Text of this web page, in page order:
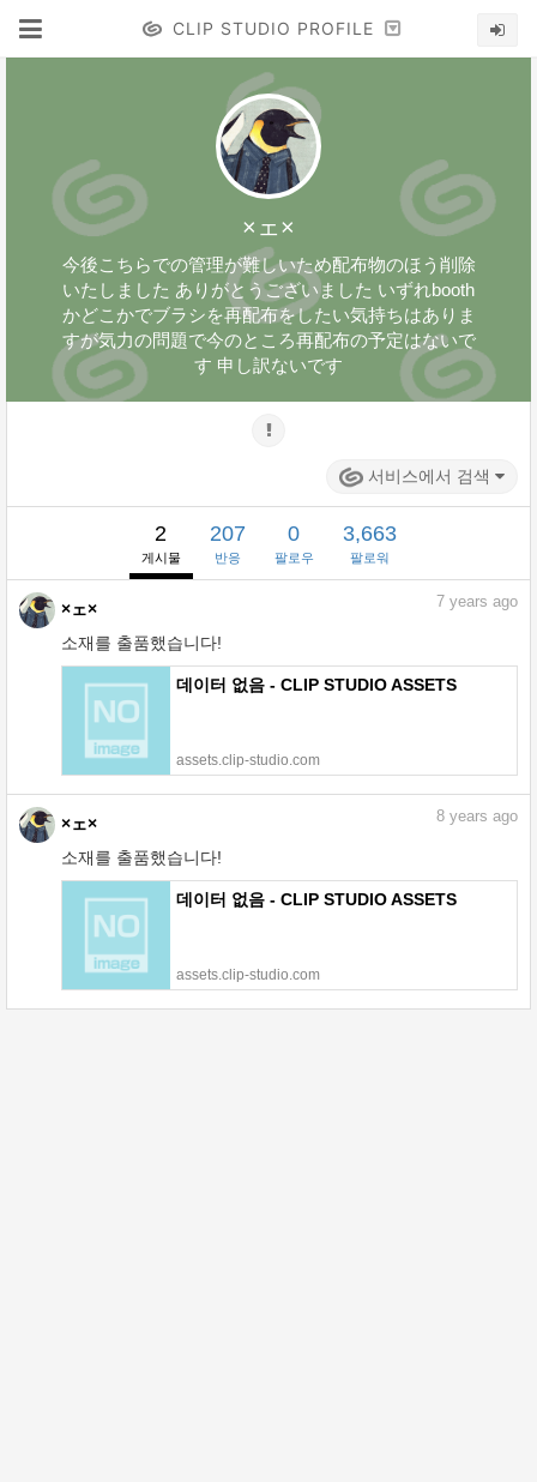
CLIP STUDIO PROFILE
×ェ×
今後こちらでの管理が難しいため配布物のほう削除
いたしました ありがとうございました いずれbooth
かどこかでブラシを再配布をしたい気持ちはありま
すが気力の問題で今のところ再配布の予定はないで
す 申し訳ないです
서비스에서 검색
2
게시물
207
반응
0
팔로우
3,663
팔로워
×ェ×
소재를 출품했습니다!
7 years ago
데이터 없음 - CLIP STUDIO ASSETS
assets.clip-studio.com
×ェ×
소재를 출품했습니다!
8 years ago
데이터 없음 - CLIP STUDIO ASSETS
assets.clip-studio.com